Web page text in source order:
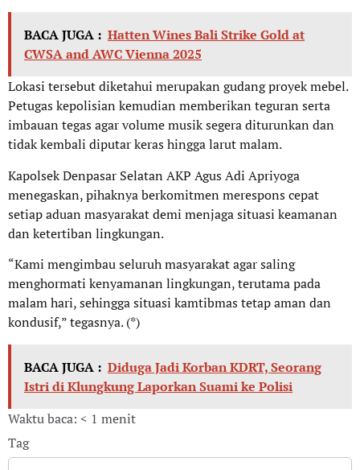
BACA JUGA : Hatten Wines Bali Strike Gold at
CWSA and AWC Vienna 2025
Lokasi tersebut diketahui merupakan gudang proyek mebel.
Petugas kepolisian kemudian memberikan teguran serta
imbauan tegas agar volume musik segera diturunkan dan
tidak kembali diputar keras hingga larut malam.
Kapolsek Denpasar Selatan AKP Agus Adi Apriyoga
menegaskan, pihaknya berkomitmen merespons cepat
setiap aduan masyarakat demi menjaga situasi keamanan
dan ketertiban lingkungan.
“Kami mengimbau seluruh masyarakat agar saling
menghormati kenyamanan lingkungan, terutama pada
malam hari, sehingga situasi kamtibmas tetap aman dan
kondusif,” tegasnya. (*)
BACA JUGA : Diduga Jadi Korban KDRT, Seorang
Istri di Klungkung Laporkan Suami ke Polisi
Waktu baca: < 1 menit
Tag